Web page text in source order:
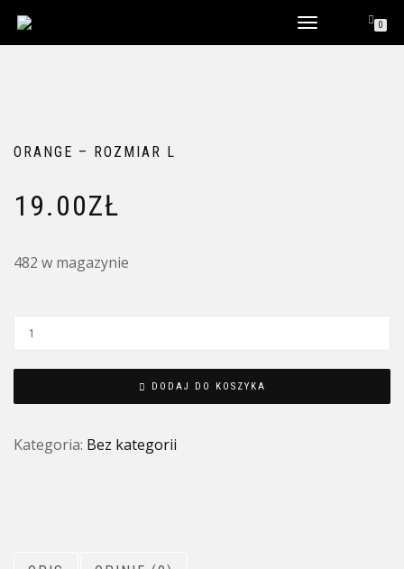
WŁĄCZ
0
ORANGE – ROZMIAR L
19.00ZŁ
482 w magazynie
ilość
rozmiar
DODAJ DO KOSZYKA
Kategoria: Bez kategorii